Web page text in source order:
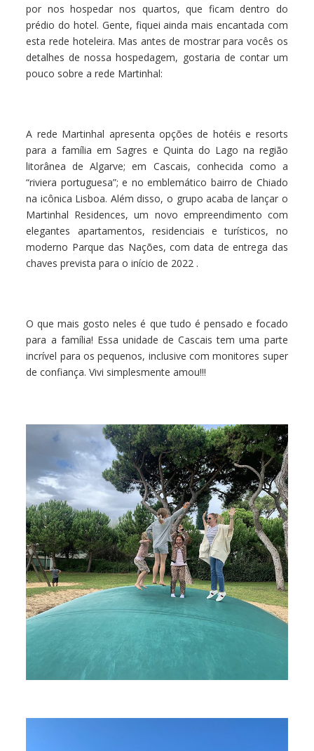
por nos hospedar nos quartos, que ficam dentro do
prédio do hotel. Gente, fiquei ainda mais encantada com
esta rede hoteleira. Mas antes de mostrar para vocês os
detalhes de nossa hospedagem, gostaria de contar um
pouco sobre a rede Martinhal:
A rede Martinhal apresenta opções de hotéis e resorts
para a família em Sagres e Quinta do Lago na região
litorânea de Algarve; em Cascais, conhecida como a
“riviera portuguesa”; e no emblemático bairro de Chiado
na icônica Lisboa. Além disso, o grupo acaba de lançar o
Martinhal Residences, um novo empreendimento com
elegantes apartamentos, residenciais e turísticos, no
moderno Parque das Nações, com data de entrega das
chaves prevista para o início de 2022 .
O que mais gosto neles é que tudo é pensado e focado
para a família! Essa unidade de Cascais tem uma parte
incrível para os pequenos, inclusive com monitores super
de confiança. Vivi simplesmente amou!!!